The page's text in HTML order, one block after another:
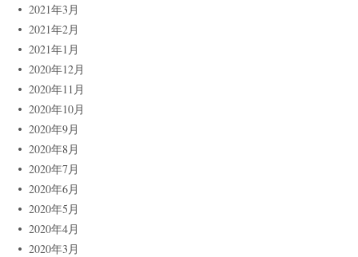
2021年3月
2021年2月
2021年1月
2020年12月
2020年11月
2020年10月
2020年9月
2020年8月
2020年7月
2020年6月
2020年5月
2020年4月
2020年3月